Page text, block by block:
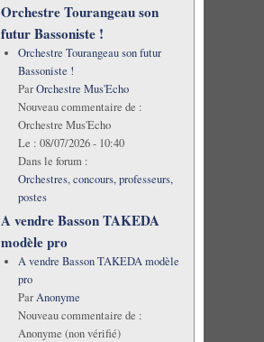
Orchestre Tourangeau son
futur Bassoniste !
Orchestre Tourangeau son futur
Bassoniste !
ParOrchestre Mus'Echo
Nouveau commentaire de :
Orchestre Mus'Echo
Le : 08/07/2026 - 10:40
Dans le forum :
Orchestres, concours, professeurs,
postes
A vendre Basson TAKEDA
modèle pro
A vendre Basson TAKEDA modèle
pro
ParAnonyme
Nouveau commentaire de :
Anonyme (non vérifié)